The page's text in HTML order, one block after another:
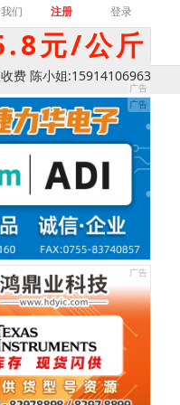
们 注册 登录
元/公斤
费 陈小姐:15914106963